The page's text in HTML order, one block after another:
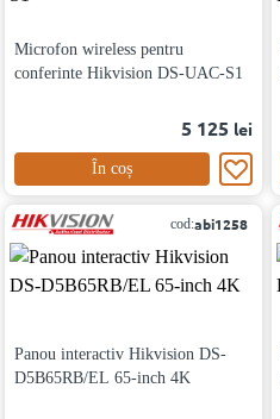
Microfon wireless pentru
conferinte Hikvision DS-UAC-S1
5 125 lei
În coș
cod:abi1258
Panou interactiv Hikvision DS-
D5B65RB/EL 65-inch 4K